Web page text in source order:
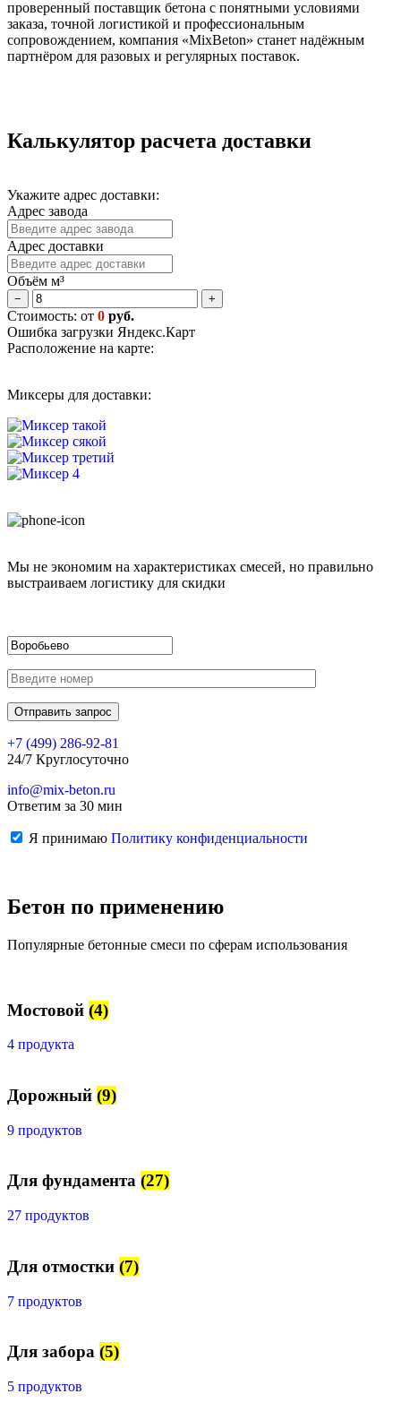
проверенный поставщик бетона с понятными условиями
заказа, точной логистикой и профессиональным
сопровождением, компания «MixBeton» станет надёжным
партнёром для разовых и регулярных поставок.
Калькулятор расчета доставки
Укажите адрес доставки:
Адрес завода
Адрес доставки
Объём м³
− +
Стоимость: от 0 руб.
Ошибка загрузки Яндекс.Карт
Расположение на карте:
Миксеры для доставки:
Мы не экономим на характеристиках смесей, но правильно
выстраиваем логистику для скидки
+7 (499) 286-92-81
24/7 Круглосуточно
info@mix-beton.ru
Ответим за 30 мин
Я принимаю Политику конфиденциальности
Бетон по применению
Популярные бетонные смеси по сферам использования
Мостовой (4)
4 продукта
Дорожный (9)
9 продуктов
Для фундамента (27)
27 продуктов
Для отмостки (7)
7 продуктов
Для забора (5)
5 продуктов